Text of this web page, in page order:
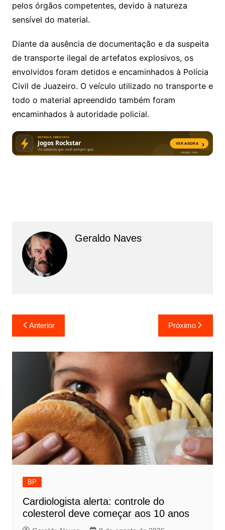
pelos órgãos competentes, devido à natureza
sensível do material.
Diante da ausência de documentação e da suspeita
de transporte ilegal de artefatos explosivos, os
envolvidos foram detidos e encaminhados à Polícia
Civil de Juazeiro. O veículo utilizado no transporte e
todo o material apreendido também foram
encaminhados à autoridade policial.
Geraldo Naves
Navegação
de
Post
Anterior Próximo
BP
Cardiologista alerta: controle do
colesterol deve começar aos 10 anos